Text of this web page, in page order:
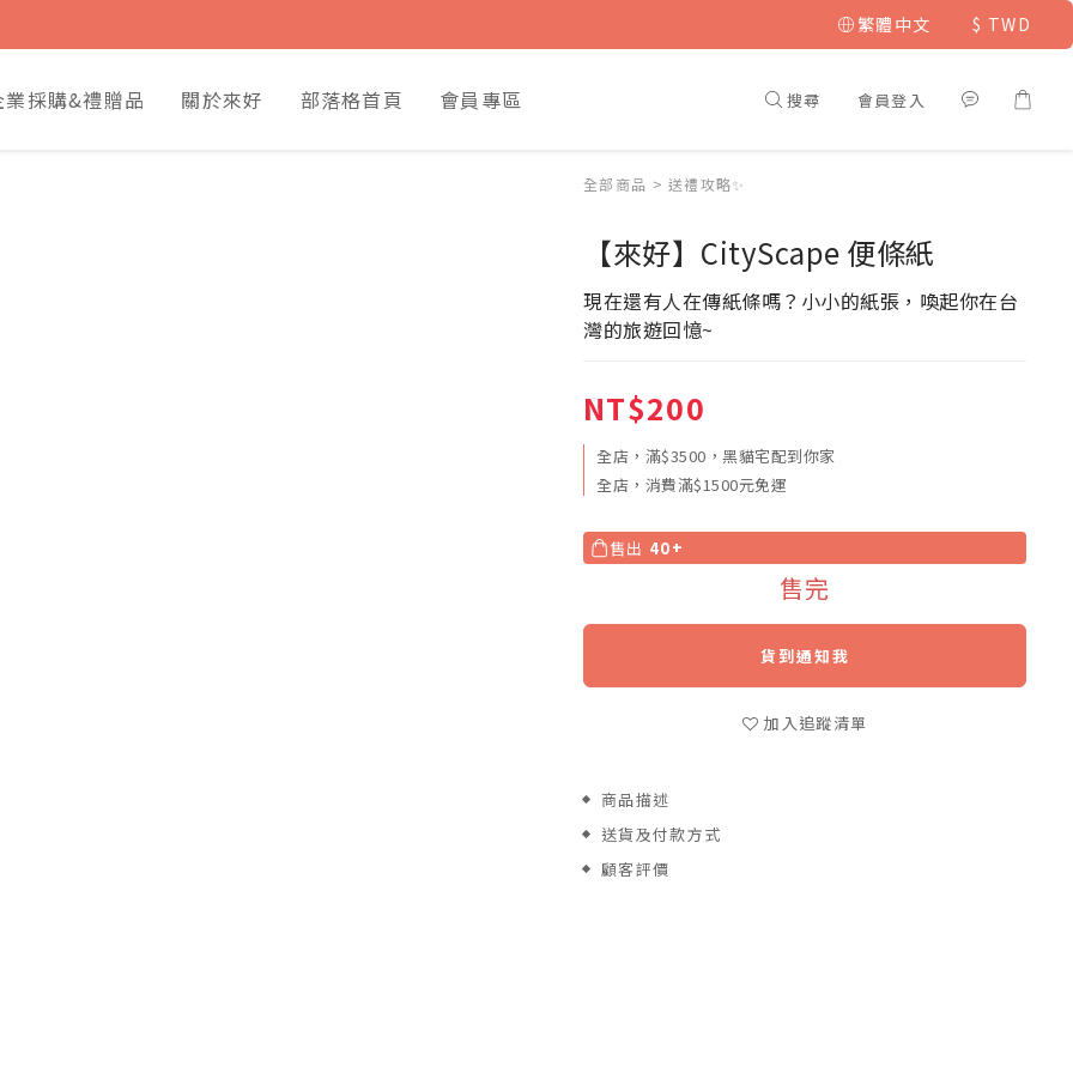
繁體中文 $ TWD
業採購&禮贈品 關於來好 部落格首頁 會員專區 搜尋 會員登入
全部商品 >送禮攻略✨
【來好】CityScape 便條紙
現在還有人在傳紙條嗎？小小的紙張，喚起你在台
灣的旅遊回憶~
NT$200
全店，滿$3500，黑貓宅配到你家
全店，消費滿$1500元免運
售出 40+
售完
貨到通知我
加入追蹤清單
商品描述
送貨及付款方式
顧客評價